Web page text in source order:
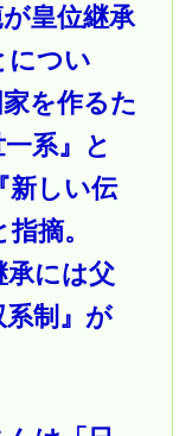
皇位継承
につい
を作るた
系』と
新しい伝
摘。
承には父
制』が